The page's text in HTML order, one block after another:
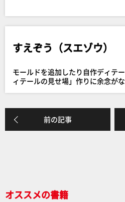
a
c
e
b
o
o
k
すえぞう（スエゾウ）
モールドを追加したり自作ディテ
ィテールの見せ場」作りに余念が
前の記事
オススメの書籍